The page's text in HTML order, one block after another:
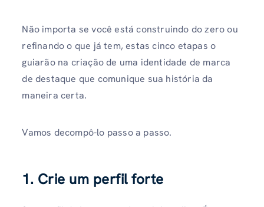
Não importa se você está construindo do zero ou
refinando o que já tem, estas cinco etapas o
guiarão na criação de uma identidade de marca
de destaque que comunique sua história da
maneira certa.
Vamos decompô-lo passo a passo.
1. Crie um perfil forte